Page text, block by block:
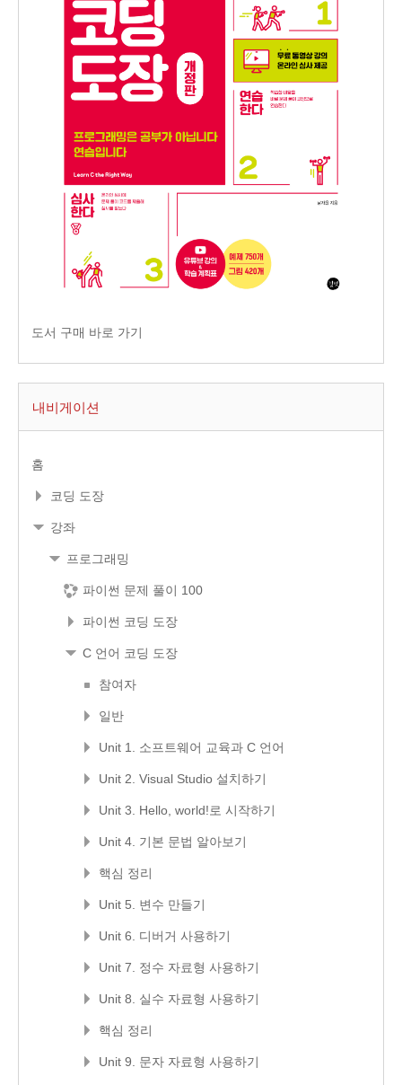
도서 구매 바로 가기
내비게이션
홈
코딩 도장
강좌
프로그래밍
파이썬 문제 풀이 100
파이썬 코딩 도장
C 언어 코딩 도장
참여자
일반
Unit 1. 소프트웨어 교육과 C 언어
Unit 2. Visual Studio 설치하기
Unit 3. Hello, world!로 시작하기
Unit 4. 기본 문법 알아보기
핵심 정리
Unit 5. 변수 만들기
Unit 6. 디버거 사용하기
Unit 7. 정수 자료형 사용하기
Unit 8. 실수 자료형 사용하기
핵심 정리
Unit 9. 문자 자료형 사용하기